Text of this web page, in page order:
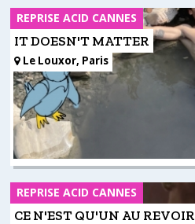
IT DOESN'T MATTER
Le Louxor, Paris
REPRISE ACID CANNES
CE N'EST QU'UN AU REVOIR
REPRISE ACID CANNES